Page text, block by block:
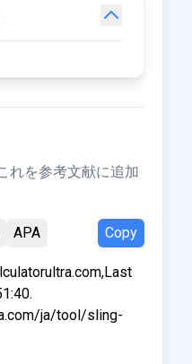
れを参考文献に追加
APA Copy
ja/tool/sling-